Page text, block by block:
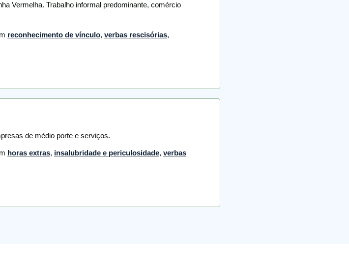
Vermelha. Trabalho informal predominante, comércio
reconhecimento de vínculo, verbas rescisórias,
de médio porte e serviços.
horas extras, insalubridade e periculosidade, verbas